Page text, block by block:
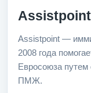
Assistpoint
Assistpoint —
2008 года
Евросоюза
ПМЖ.